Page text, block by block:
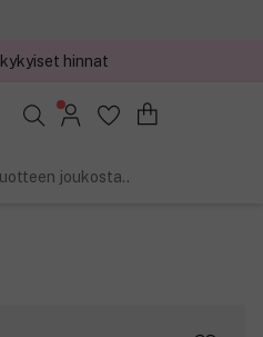
hinnat
joukosta..